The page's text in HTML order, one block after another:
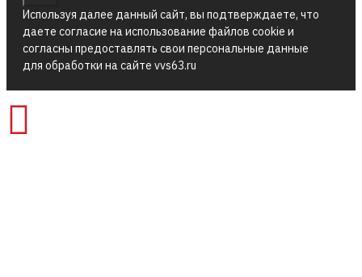
Используя далее данный сайт, вы подтверждаете, что
даете согласие на использование файлов cookie и
согласны предоставлять свои персональные данные
для обработки на сайте vvs63.ru